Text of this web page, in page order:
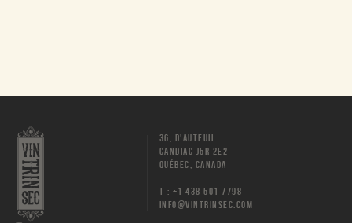
36, D'AUTEUIL
CANDIAC J5R 2E2
QUÉBEC, CANADA
T : +1 438 501 7798
INFO@VINTRINSEC.COM